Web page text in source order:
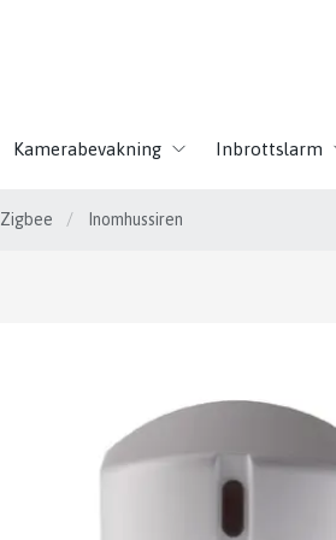
Kamerabevakning Inbrottslarm
Zigbee / Inomhussiren